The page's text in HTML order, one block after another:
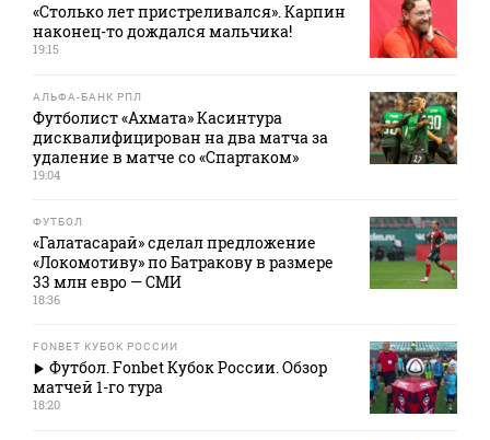
«Столько лет пристреливался». Карпин
наконец-то дождался мальчика!
19:15
АЛЬФА-БАНК РПЛ
Футболист «Ахмата» Касинтура
дисквалифицирован на два матча за
удаление в матче со «Спартаком»
19:04
ФУТБОЛ
«Галатасарай» сделал предложение
«Локомотиву» по Батракову в размере
33 млн евро — СМИ
18:36
FONBET КУБОК РОССИИ
Футбол. Fonbet Кубок России. Обзор
матчей 1-го тура
18:20